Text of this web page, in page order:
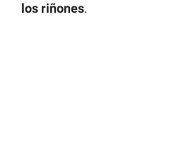
los riñones.